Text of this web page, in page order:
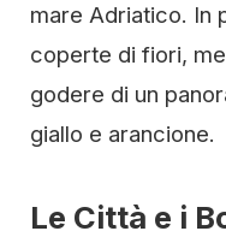
mare Adriatico. In
coperte di fiori,
godere di un
giallo e arancione.
Le Città e i